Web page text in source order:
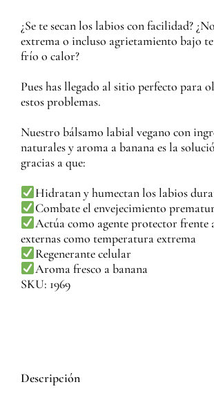
¿Se te secan los labios con facilidad?
extrema o incluso agrietamiento bajo
frío o calor?
Pues has llegado al sitio perfecto para
estos problemas.
Nuestro bálsamo labial vegano con
naturales y aroma a banana es la
gracias a que:
Hidratan y humectan los labios
Combate el envejecimiento
Actúa como agente protector frente
externas como temperatura extrema
Regenerante celular
Aroma fresco a banana
SKU: 1969
Descripción